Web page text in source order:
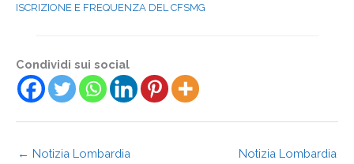
ISCRIZIONE E FREQUENZA DEL CFSMG
Condividi sui social
← Notizia Lombardia
Notizia Lombardia